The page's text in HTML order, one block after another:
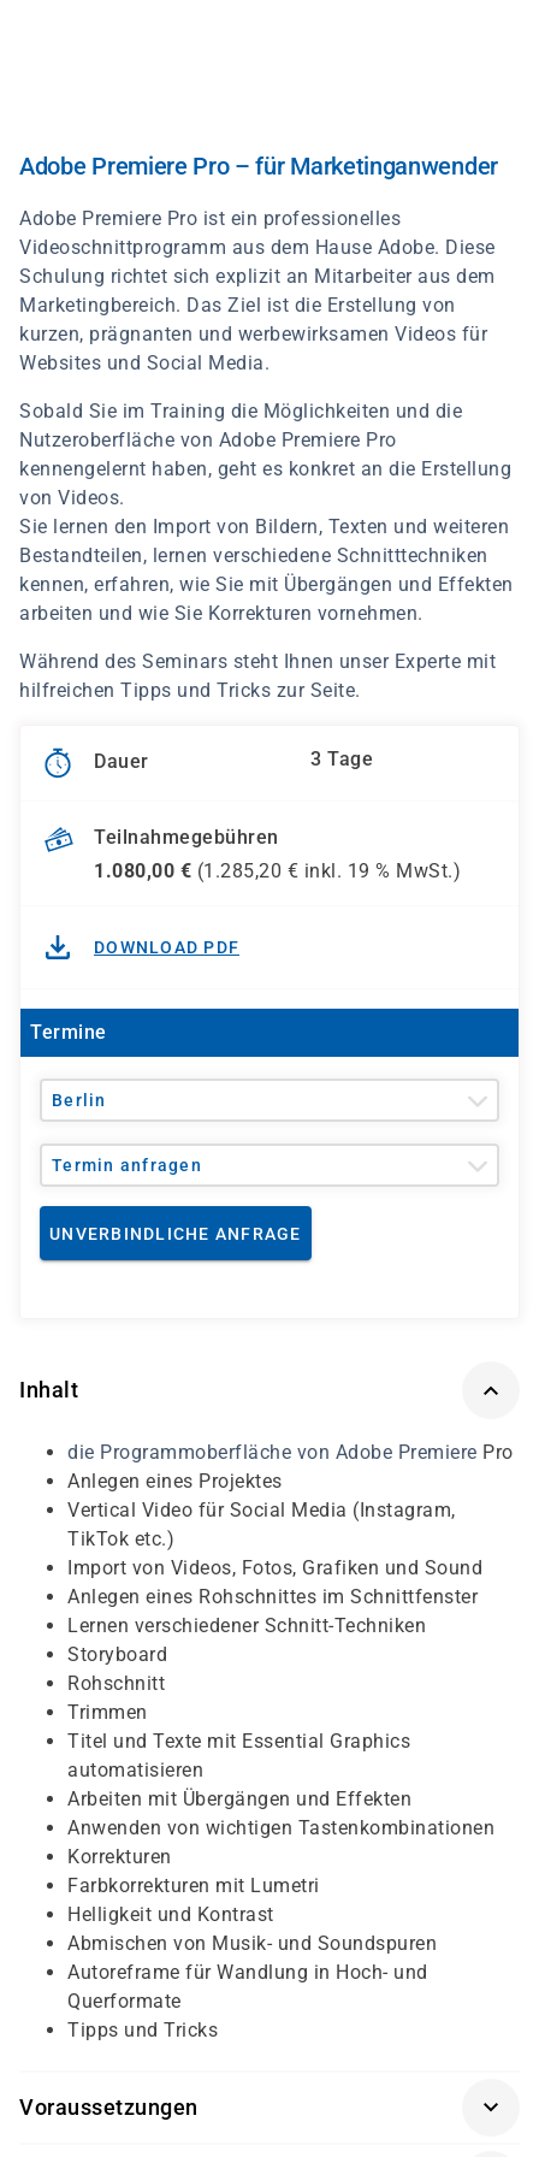
Adobe Premiere Pro – für Marketinganwender
Adobe Premiere Pro ist ein professionelles
Videoschnittprogramm aus dem Hause Adobe. Diese
Schulung richtet sich explizit an Mitarbeiter aus dem
Marketingbereich. Das Ziel ist die Erstellung von
kurzen, prägnanten und werbewirksamen Videos für
Websites und Social Media.
Sobald Sie im Training die Möglichkeiten und die
Nutzeroberfläche von Adobe Premiere Pro
kennengelernt haben, geht es konkret an die Erstellung
von Videos.
Sie lernen den Import von Bildern, Texten und weiteren
Bestandteilen, lernen verschiedene Schnitttechniken
kennen, erfahren, wie Sie mit Übergängen und Effekten
arbeiten und wie Sie Korrekturen vornehmen.
Während des Seminars steht Ihnen unser Experte mit
hilfreichen Tipps und Tricks zur Seite.
Dauer 3 Tage
Teilnahmegebühren
1.080,00 € (1.285,20 € inkl. 19 % MwSt.)
DOWNLOAD PDF
Termine
Berlin
Termin anfragen
UNVERBINDLICHE ANFRAGE
Inhalt
die Programmoberfläche von Adobe Premiere Pro
Anlegen eines Projektes
Vertical Video für Social Media (Instagram,
TikTok etc.)
Import von Videos, Fotos, Grafiken und Sound
Anlegen eines Rohschnittes im Schnittfenster
Lernen verschiedener Schnitt-Techniken
Storyboard
Rohschnitt
Trimmen
Titel und Texte mit Essential Graphics
automatisieren
Arbeiten mit Übergängen und Effekten
Anwenden von wichtigen Tastenkombinationen
Korrekturen
Farbkorrekturen mit Lumetri
Helligkeit und Kontrast
Abmischen von Musik- und Soundspuren
Autoreframe für Wandlung in Hoch- und
Querformate
Tipps und Tricks
Voraussetzungen